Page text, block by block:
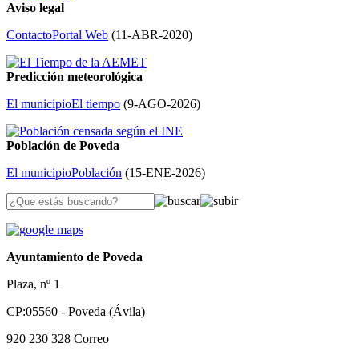
Aviso legal
ContactoPortal Web (11-ABR-2020)
Predicción meteorológica
El municipioEl tiempo (9-AGO-2026)
Población de Poveda
El municipioPoblación (15-ENE-2026)
Ayuntamiento de Poveda
Plaza, nº 1
CP:05560 - Poveda (Ávila)
920 230 328 Correo